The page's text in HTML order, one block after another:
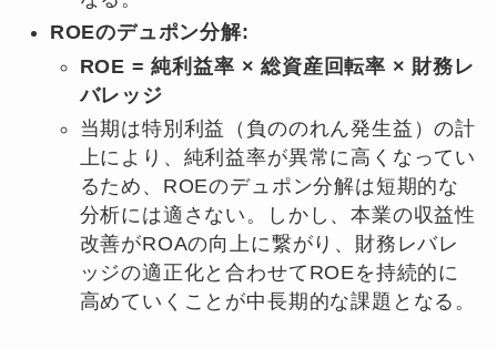
ROEのデュポン分解:
ROE = 純利益率 × 総資産回転率 × 財務レ
バレッジ
当期は特別利益（負ののれん発生益）の計
上により、純利益率が異常に高くなってい
るため、ROEのデュポン分解は短期的な
分析には適さない。しかし、本業の収益性
改善がROAの向上に繋がり、財務レバレ
ッジの適正化と合わせてROEを持続的に
高めていくことが中長期的な課題となる。